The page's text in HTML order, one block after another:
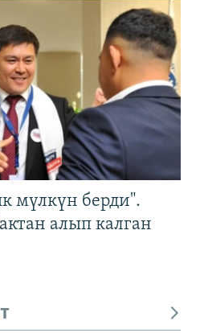
мүлкүн берди".
алып калган